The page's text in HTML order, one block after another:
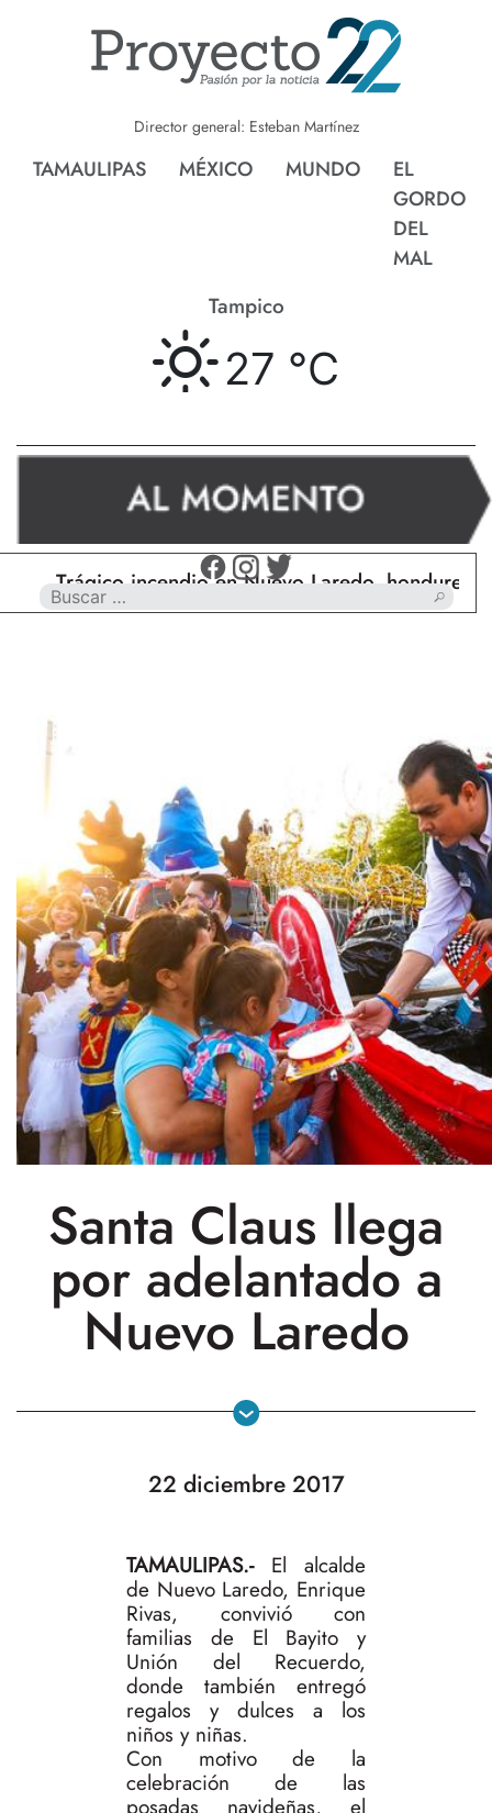
Director general: Esteban Martínez
TAMAULIPAS MÉXICO MUNDO
EL
GORDO
DEL
MAL
Tampico
27 °C
Trágico incendio en Nuevo Laredo, hondureño
Santa Claus llega
por adelantado a
Nuevo Laredo
22 diciembre 2017
TAMAULIPAS.-El alcalde
de Nuevo Laredo, Enrique
Rivas, convivió con
familias de El Bayito y
Unión del Recuerdo,
donde también entregó
regalos y dulces a los
niños y niñas.
Con motivo de la
celebración de las